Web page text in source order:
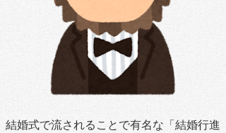
結婚式で流されることで有名な「結婚行進